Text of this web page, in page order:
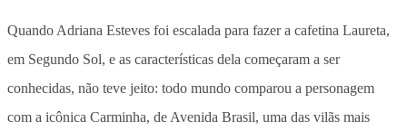
Quando Adriana Esteves foi escalada para fazer a cafetina Laureta,
em Segundo Sol, e as características dela começaram a ser
conhecidas, não teve jeito: todo mundo comparou a personagem
com a icônica Carminha, de Avenida Brasil, uma das vilãs mais